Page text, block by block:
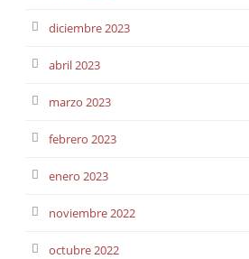
diciembre 2023
abril 2023
marzo 2023
febrero 2023
enero 2023
noviembre 2022
octubre 2022